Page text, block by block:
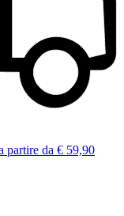
partire da € 59,90